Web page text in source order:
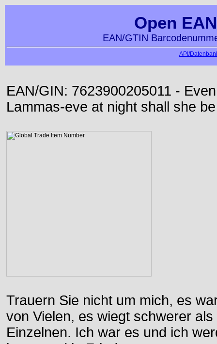
Open
EAN/GTIN
API/
EAN/GIN: 7623900205011 -
Lammas-eve at night shall she
Trauern Sie nicht um mich, es
von Vielen, es wiegt schwerer
Einzelnen. Ich war es und ich